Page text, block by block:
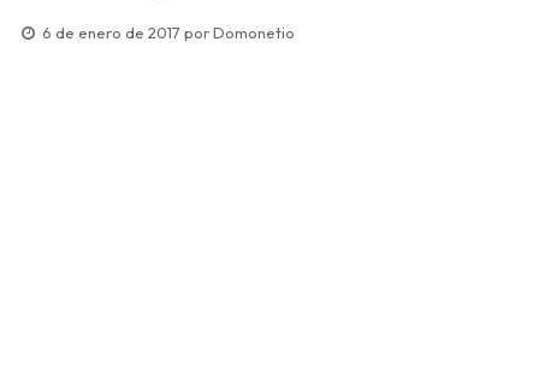
6 de enero de 2017 porDomonetio